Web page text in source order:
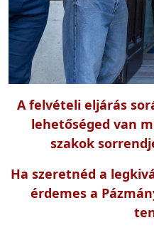
A felvételi eljárás
lehetőséged van
szakok
Ha szeretnéd a
érdemes a